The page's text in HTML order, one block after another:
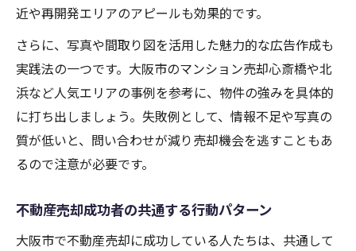
近や再開発エリアのアピールも効果的です。
さらに、写真や間取り図を活用した魅力的な広告作成も
実践法の一つです。大阪市のマンション売却心斎橋や北
浜など人気エリアの事例を参考に、物件の強みを具体的
に打ち出しましょう。失敗例として、情報不足や写真の
質が低いと、問い合わせが減り売却機会を逃すこともあ
るので注意が必要です。
不動産売却成功者の共通する行動パターン
大阪市で不動産売却に成功している人たちは、共通して